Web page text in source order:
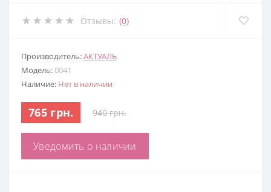
Отзывы: (0)
Производитель:АКТУАЛЬ
Модель:0041
Наличие: Нет в наличии
765 грн. 940 грн.
Уведомить о наличии